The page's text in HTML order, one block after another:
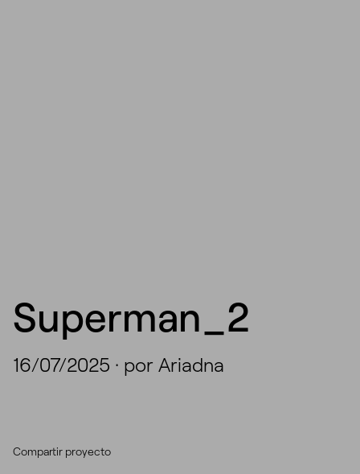
Superman_2
16/07/2025 · por Ariadna
Compartir proyecto